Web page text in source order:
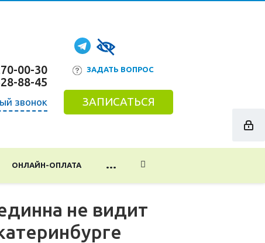
00-30
88-45
звонок
ЗАДАТЬ ВОПРОС
ЗАПИСАТЬСЯ
ОНЛАЙН-ОПЛАТА ...
не видит